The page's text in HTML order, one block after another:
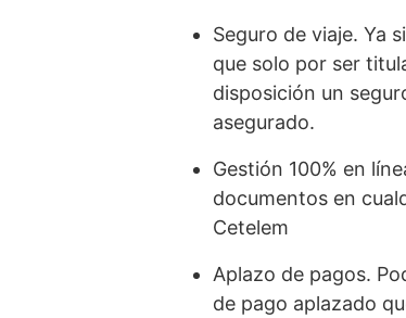
Seguro de viaje. Ya
que solo por ser
disposición un
asegurado.
Gestión 100% en
documentos en
Cetelem
Aplazo de pagos.
de pago aplazado